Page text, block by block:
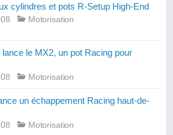
cylindres et pots R-Setup High-End
Motorisation
lance le MX2, un pot Racing pour
Motorisation
un échappement Racing haut-de-
Motorisation